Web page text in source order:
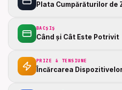
Plata Cumpărăturilor de
BACȘIȘ
Când și Cât Este Potrivit
PRIZE & TENSIUNE
Încărcarea